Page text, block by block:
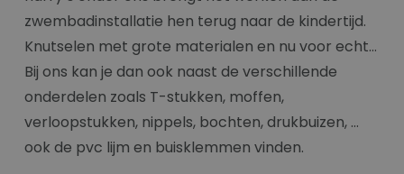
zwembadinstallatie hen terug naar de kindertijd.
Knutselen met grote materialen en nu voor echt…
Bij ons kan je dan ook naast de verschillende
onderdelen zoals T-stukken, moffen,
verloopstukken, nippels, bochten, drukbuizen, …
ook de pvc lijm en buisklemmen vinden.